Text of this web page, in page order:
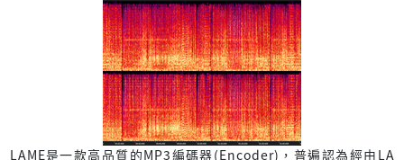
LAME是一款高品質的MP3編碼器(Encoder)，普遍認為經由LA